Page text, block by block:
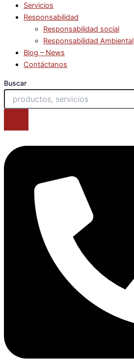
Servicios
Responsabilidad
Responsabilidad social
Responsabilidad Ambiental
Blog – News
Contáctanos
Buscar